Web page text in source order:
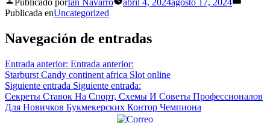
Publicado porIan Navarro abril 4, 2024agosto 17, 2024
Publicada enUncategorized
Navegación de entradas
Entrada anterior: Entrada anterior:
Starburst Candy continent africa Slot online
Siguiente entrada Siguiente entrada:
Секреты Ставок На Спорт, Схемы И Советы Профессионалов
Для Новичков Букмекерских Контор Чемпиона